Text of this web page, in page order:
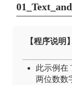
【程序说明】
此示例在
两位数数